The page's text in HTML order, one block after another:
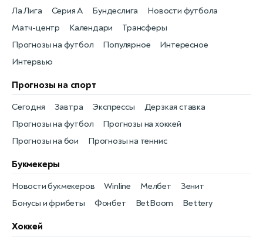
Новости футбола
Матч-центр Календари Трансферы
Прогнозы на футбол Популярное
Ла Лига
Интересное
Серия А
Интервью
Бундеслига
Прогнозы на спорт
Прогнозы на футбол
Сегодня
Прогнозы на хоккей
Завтра
Прогнозы на бои
Экспрессы
Прогнозы на теннис
Дерзкая ставка
Букмекеры
Бонусы и фрибеты
Новости букмекеров
Фонбет
Winline
BetBoom
Мелбет
Bettery
Зенит
Хоккей